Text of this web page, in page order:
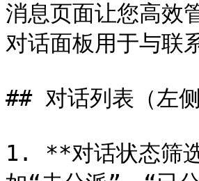
消息页面让您高效
对话面板用于与联
## 对话列表（左侧
1. **对话状态筛